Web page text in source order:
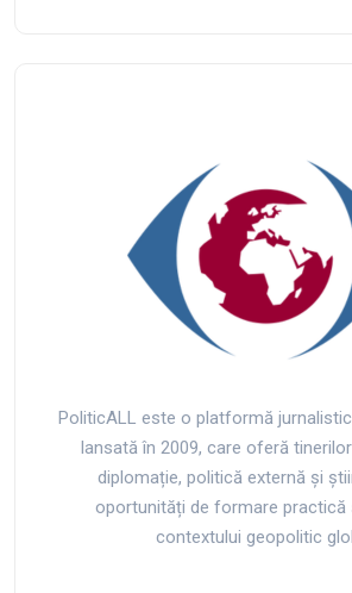
PoliticALL este o platformă
lansată în 2009, care oferă
diplomație, politică externă și
oportunități de formare practică
contextului geopolitic